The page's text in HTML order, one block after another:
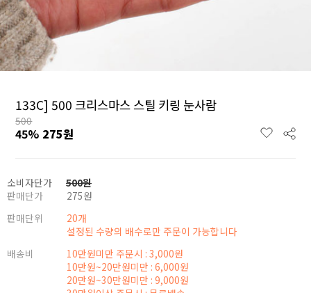
133C] 500 크리스마스 스틸 키링 눈사람
500
45% 275원
소비자단가 500원
판매단가
275원
판매단위
20개
설정된 수량의 배수로만 주문이 가능합니다
배송비
10만원미만 주문시 : 3,000원
10만원~20만원미만 : 6,000원
20만원~30만원미만 : 9,000원